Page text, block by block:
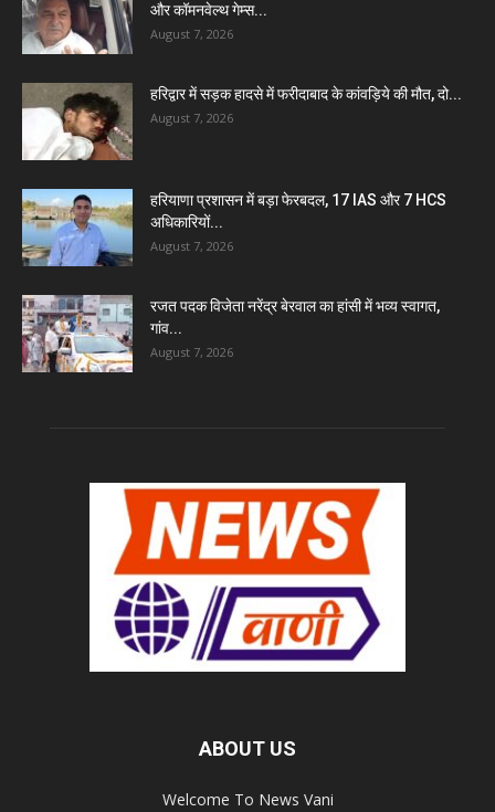
और कॉमनवेल्थ गेम्स...
August 7, 2026
हरिद्वार में सड़क हादसे में फरीदाबाद के कांवड़िये की मौत, दो...
August 7, 2026
हरियाणा प्रशासन में बड़ा फेरबदल, 17 IAS और 7 HCS
अधिकारियों...
August 7, 2026
रजत पदक विजेता नरेंद्र बेरवाल का हांसी में भव्य स्वागत,
गांव...
August 7, 2026
ABOUT US
Welcome To News Vani